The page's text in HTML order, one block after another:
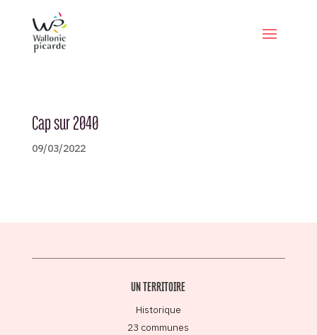
Cap sur 2040
09/03/2022
UN TERRITOIRE
Historique
23 communes